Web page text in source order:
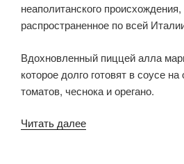
неаполитанского
распространенное по всей
Вдохновленный пиццей алла
которое долго готовят в соусе
томатов, чеснока и орегано.
Читать далее«Мясо